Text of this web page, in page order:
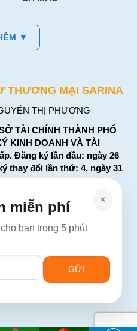
▼
THƯƠNG MẠI SARINA
THỊ PHƯƠNG
TÀI CHÍNH THÀNH PHỐ
KINH DOANH VÀ TÀI
Đăng ký lần đầu: ngày 26
thay đổi lần thứ: 4, ngày 31
Nội
12, Quận 10, TP. Hồ Chí
001
miễn phí
bạn trong 5 phút
Please
leave
field